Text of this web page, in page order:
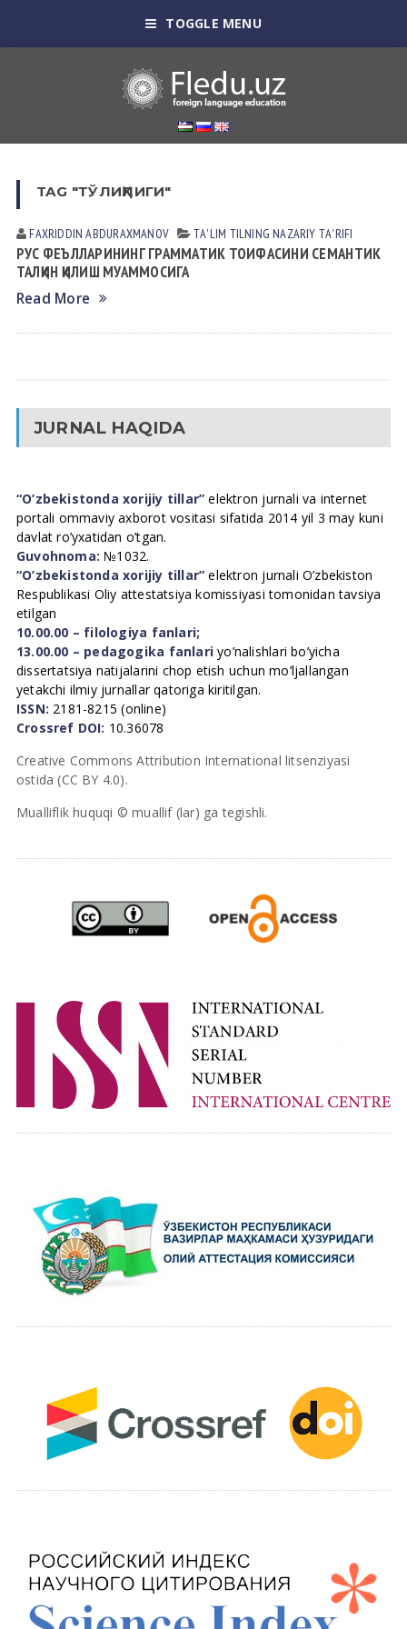
TOGGLE MENU
TAG "ТЎЛИҚЛИГИ"
FAXRIDDIN АBDURАXMАNOV TА'LIM TILNING NАZАRIY TА'RIFI
РУС ФEЪЛЛАРИНИНГ ГРАММАТИК ТОИФАСИНИ СEМАНТИК
ТАЛҚИН ҚИЛИШ МУАММОСИГА
Read More
JURNAL HAQIDA
“O’zbekistonda xorijiy tillar” elektron jurnali va internet
portali ommaviy axborot vositasi sifatida 2014 yil 3 may kuni
davlat ro’yxatidan o’tgan.
Guvohnoma: №1032.
“O’zbekistonda xorijiy tillar” elektron jurnali O’zbekiston
Respublikasi Oliy attestatsiya komissiyasi tomonidan tavsiya
etilgan
10.00.00 – filologiya fanlari;
13.00.00 – pedagogika fanlari yo’nalishlari bo’yicha
dissertatsiya natijalarini chop etish uchun mo’ljallangan
yetakchi ilmiy jurnallar qatoriga kiritilgan.
ISSN: 2181-8215 (online)
Crossref DOI: 10.36078
Creative Commons Attribution International litsenziyasi
ostida (CC BY 4.0).
Mualliflik huquqi © muallif (lar) ga tegishli.